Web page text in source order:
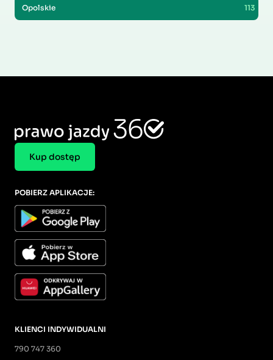
Opolskie 113
Kup dostęp
KLIENCI INDYWIDUALNI
790 747 360
POBIERZ APLIKACJE: